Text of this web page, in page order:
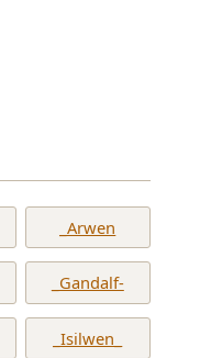
_Arwen
_Gandalf-
_Isilwen_